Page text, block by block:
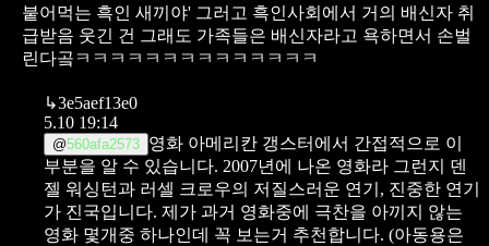
붙어먹는 흑인 새끼야' 그러고 흑인사회에서 거의 배신자 취
급받음 웃긴 건 그래도 가족들은 배신자라고 욕하면서 손벌
린다곸ㅋㅋㅋㅋㅋㅋㅋㅋㅋㅋㅋㅋㅋㅋ
↳3e5aef13e0
5.10 19:14
@560afa2573 영화 아메리칸 갱스터에서 간접적으로 이
부분을 알 수 있습니다. 2007년에 나온 영화라 그런지 덴
젤 워싱턴과 러셀 크로우의 저질스러운 연기, 진중한 연기
가 진국입니다. 제가 과거 영화중에 극찬을 아끼지 않는
영화 몇개중 하나인데 꼭 보는거 추천합니다. (아동용은